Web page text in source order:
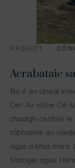
PROJECT
Acrabataic
Ba é an cineál
Oirr. Ar oíche Dé
chuaigh ceoltóir
tábhairne an
agus a bhia
Stanger agus